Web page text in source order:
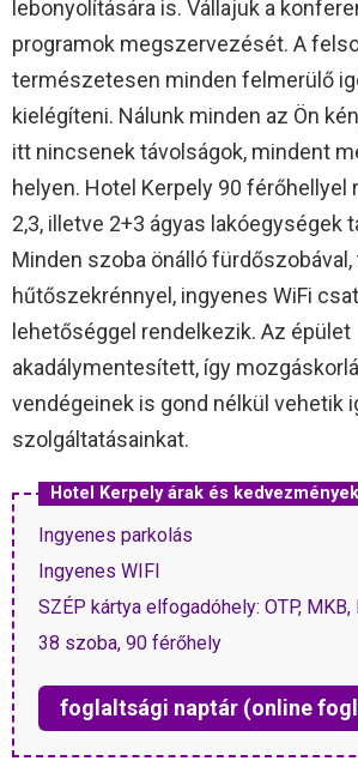
lebonyolítására is. Vállajuk a
programok megszervezését. A
természetesen minden felmerülő
kielégíteni. Nálunk minden az Ön
itt nincsenek távolságok, mindent
helyen. Hotel Kerpely 90 férőhellyel
2,3, illetve 2+3 ágyas lakóegységek
Minden szoba önálló
hűtőszekrénnyel, ingyenes WiFi
lehetőséggel rendelkezik. Az épület
akadálymentesített, így
vendégeinek is gond nélkül vehetik
szolgáltatásainkat.
Hotel Kerpely árak és kedvezmények
Ingyenes parkolás
Ingyenes WIFI
SZÉP kártya elfogadóhely: OTP, MKB,
38 szoba, 90 férőhely
foglaltsági naptár (online